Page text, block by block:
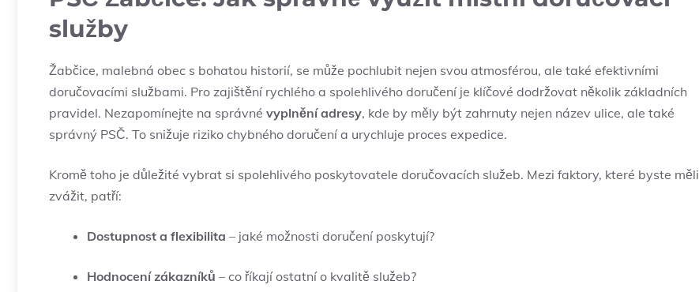
služby
Žabčice, malebná obec s bohatou historií, se může pochlubit nejen svou atmosférou, ale také efektivními
doručovacími službami. Pro zajištění rychlého a spolehlivého doručení je klíčové dodržovat několik základních
pravidel. Nezapomínejte na správné vyplnění adresy, kde by měly být zahrnuty nejen název ulice, ale také
správný PSČ. To snižuje riziko chybného doručení a urychluje proces expedice.
Kromě toho je důležité vybrat si spolehlivého poskytovatele doručovacích služeb. Mezi faktory, které byste měli
zvážit, patří:
Dostupnost a flexibilita – jaké možnosti doručení poskytují?
Hodnocení zákazníků – co říkají ostatní o kvalitě služeb?